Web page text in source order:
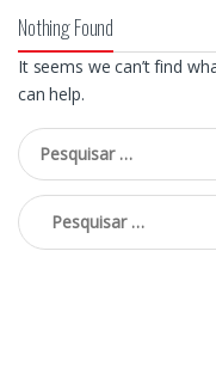
Nothing Found
It seems we can’t find
can help.
Pesquisar
por:
Pesquisar
por: